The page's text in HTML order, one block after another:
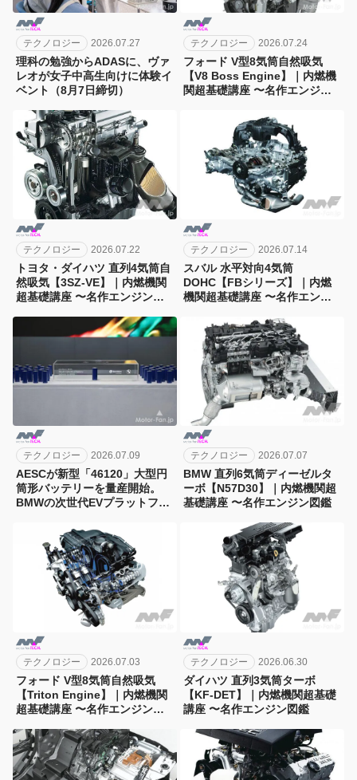
テクノロジー 2026.07.27
理科の勉強からADASに、ヴァ
レオが女子中高生向けに体験イ
ベント（8月7日締切）
テクノロジー 2026.07.24
フォード V型8気筒自然吸気
【V8 Boss Engine】｜内燃機
関超基礎講座 〜名作エンジン
テクノロジー 2026.07.22
トヨタ・ダイハツ 直列4気筒自
然吸気【3SZ-VE】｜内燃機関
超基礎講座 〜名作エンジン図
テクノロジー 2026.07.14
スバル 水平対向4気筒
DOHC【FBシリーズ】｜内燃
機関超基礎講座 〜名作エンジ
テクノロジー 2026.07.09
AESCが新型「46120」大型円
筒形バッテリーを量産開始。
BMWの次世代EVプラットフォ
テクノロジー 2026.07.07
BMW 直列6気筒ディーゼルタ
ーボ【N57D30】｜内燃機関超
基礎講座 〜名作エンジン図鑑
テクノロジー 2026.07.03
フォード V型8気筒自然吸気
【Triton Engine】｜内燃機関
超基礎講座 〜名作エンジン図
テクノロジー 2026.06.30
ダイハツ 直列3気筒ターボ
【KF-DET】｜内燃機関超基礎
講座 〜名作エンジン図鑑